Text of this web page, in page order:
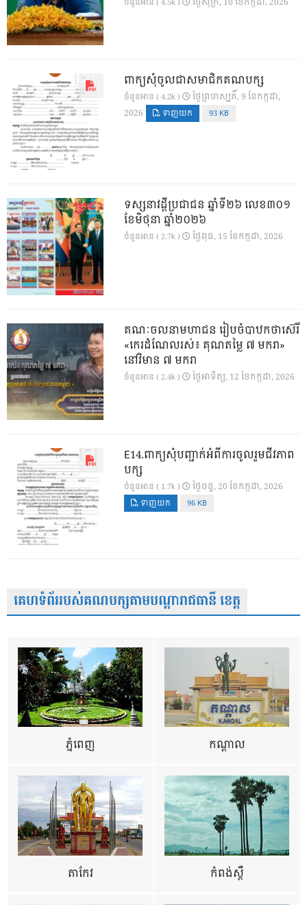
ពាក្យសុំចូលជាសមាជិកគណបក្ស
ចំនួនអាន ( 4.2k )
ថ្ងៃ​ព្រហស្បតិ៍, 9 ខែ​កក្កដា,
2026
ទាញយក 93 KB
ទស្សនាវដ្ដីប្រជាជន ឆ្នាំទី២៦ លេខ៣០១
ខែមិថុនា ឆ្នាំ២០២៦
ចំនួនអាន ( 2.7k ) ថ្ងៃ​ពុធ, 15 ខែ​កក្កដា, 2026
គណៈចលនាមហាជន រៀបចំបាឋកថាស៊េរី
«កេរដំណែលរស់៖ គុណតម្លៃ ៧ មករា»
នៅវិមាន ៧ មករា
ចំនួនអាន ( 2.4k ) ថ្ងៃ​អាទិត្យ, 12 ខែ​កក្កដា, 2026
E14.ពាក្យសុំបញ្ជាក់អំពីការចូលរួមជីវភាព
បក្ស
ចំនួនអាន ( 1.7k ) ថ្ងៃ​ចន្ទ, 20 ខែ​កក្កដា, 2026
ទាញយក 96 KB
គេហទំព័ររបស់គណបក្សតាមបណ្តារាជធានី ខេត្ត
ភ្នំពេញ កណ្តាល
តាកែវ កំពង់ស្ពឺ